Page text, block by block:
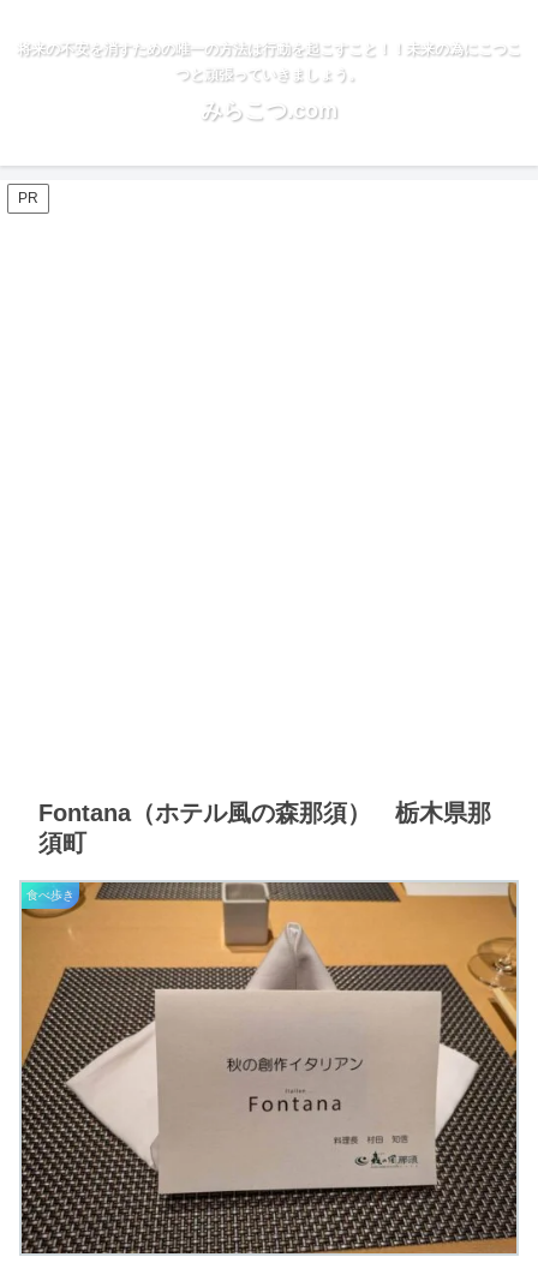
将来の不安を消すための唯一の方法は行動を起こすこと！！未来の為にこつこ
つと頑張っていきましょう。
みらこつ.com
PR
Fontana（ホテル風の森那須） 栃木県那
須町
食べ歩き